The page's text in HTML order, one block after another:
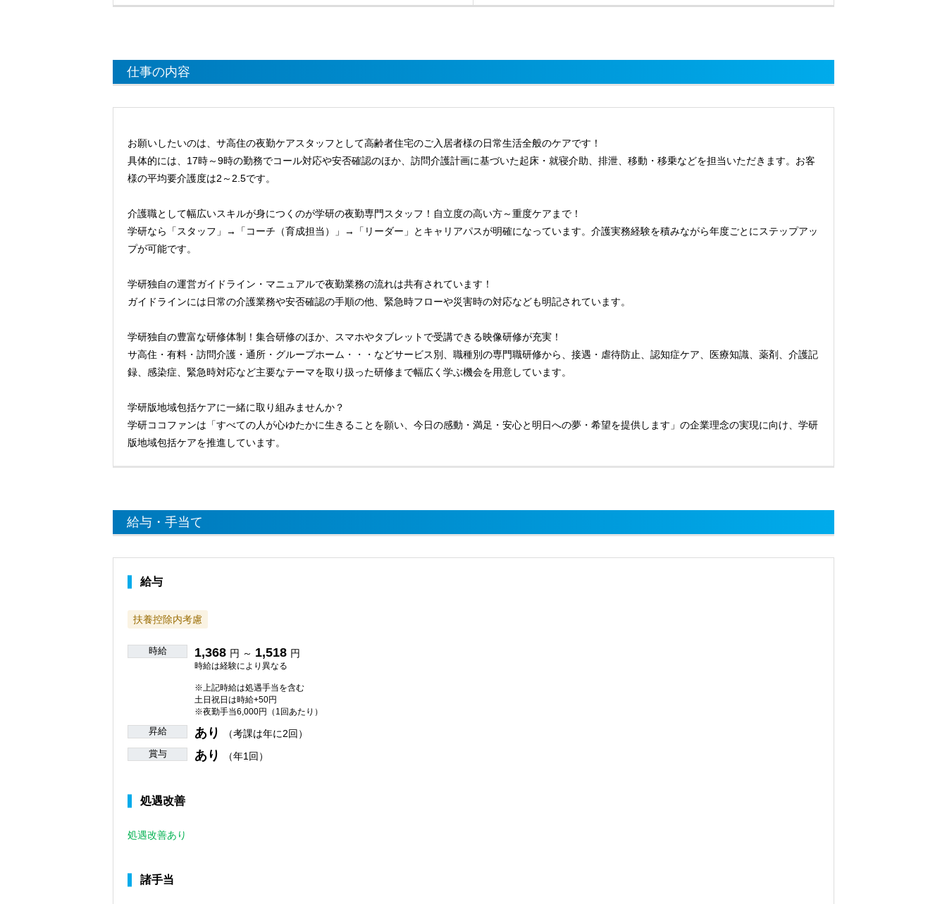
仕事の内容
お願いしたいのは、サ高住の夜勤ケアスタッフとして高齢者住宅のご入居者様の日常生活全般のケアです！
具体的には、17時～9時の勤務でコール対応や安否確認のほか、訪問介護計画に基づいた起床・就寝介助、排泄、移動・移乗などを担当いただきます。お客
様の平均要介護度は2～2.5です。
介護職として幅広いスキルが身につくのが学研の夜勤専門スタッフ！自立度の高い方～重度ケアまで！
学研なら「スタッフ」→「コーチ（育成担当）」→「リーダー」とキャリアパスが明確になっています。介護実務経験を積みながら年度ごとにステップアッ
プが可能です。
学研独自の運営ガイドライン・マニュアルで夜勤業務の流れは共有されています！
ガイドラインには日常の介護業務や安否確認の手順の他、緊急時フローや災害時の対応なども明記されています。
学研独自の豊富な研修体制！集合研修のほか、スマホやタブレットで受講できる映像研修が充実！
サ高住・有料・訪問介護・通所・グループホーム・・・などサービス別、職種別の専門職研修から、接遇・虐待防止、認知症ケア、医療知識、薬剤、介護記
録、感染症、緊急時対応など主要なテーマを取り扱った研修まで幅広く学ぶ機会を用意しています。
学研版地域包括ケアに一緒に取り組みませんか？
学研ココファンは「すべての人が心ゆたかに生きることを願い、今日の感動・満足・安心と明日への夢・希望を提供します」の企業理念の実現に向け、学研
版地域包括ケアを推進しています。
給与・手当て
給与
扶養控除内考慮
時給 1,368 円 ～ 1,518 円
時給は経験により異なる
※上記時給は処遇手当を含む
土日祝日は時給+50円
※夜勤手当6,000円（1回あたり）
昇給 あり （考課は年に2回）
賞与 あり （年1回）
処遇改善
処遇改善あり
諸手当